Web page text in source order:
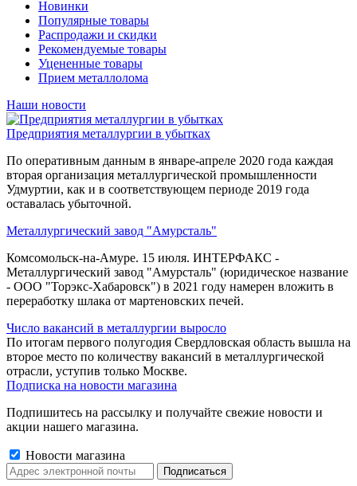
Новинки
Популярные товары
Распродажи и скидки
Рекомендуемые товары
Уцененные товары
Прием металлолома
Наши новости
Предприятия металлургии в убытках
По оперативным данным в январе-апреле 2020 года каждая
вторая организация металлургической промышленности
Удмуртии, как и в соответствующем периоде 2019 года
оставалась убыточной.
Металлургический завод "Амурсталь"
Комсомольск-на-Амуре. 15 июля. ИНТЕРФАКС -
Металлургический завод "Амурсталь" (юридическое название
- ООО "Торэкс-Хабаровск") в 2021 году намерен вложить в
переработку шлака от мартеновских печей.
Число вакансий в металлургии выросло
По итогам первого полугодия Свердловская область вышла на
второе место по количеству вакансий в металлургической
отрасли, уступив только Москве.
Подписка на новости магазина
Подпишитесь на рассылку и получайте свежие новости и
акции нашего магазина.
Новости магазина